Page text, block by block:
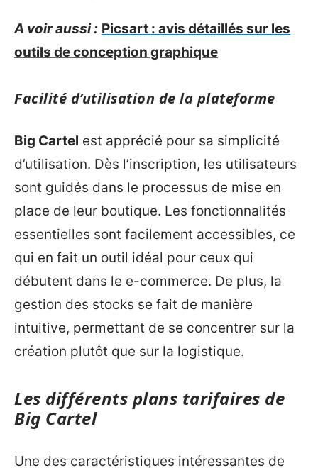
A voir aussi : Picsart : avis détaillés sur les
outils de conception graphique
Facilité d’utilisation de la plateforme
Big Cartel est apprécié pour sa simplicité
d’utilisation. Dès l’inscription, les utilisateurs
sont guidés dans le processus de mise en
place de leur boutique. Les fonctionnalités
essentielles sont facilement accessibles, ce
qui en fait un outil idéal pour ceux qui
débutent dans le e-commerce. De plus, la
gestion des stocks se fait de manière
intuitive, permettant de se concentrer sur la
création plutôt que sur la logistique.
Les différents plans tarifaires de
Big Cartel
Une des caractéristiques intéressantes de